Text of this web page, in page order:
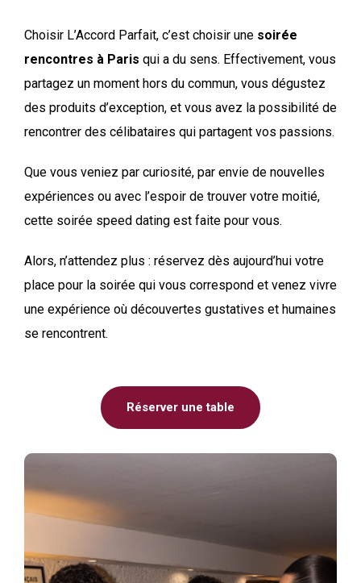
Choisir L’Accord Parfait, c’est choisir une soirée
rencontres à Paris qui a du sens. Effectivement, vous
partagez un moment hors du commun, vous dégustez
des produits d’exception, et vous avez la possibilité de
rencontrer des célibataires qui partagent vos passions.
Que vous veniez par curiosité, par envie de nouvelles
expériences ou avec l’espoir de trouver votre moitié,
cette soirée speed dating est faite pour vous.
Alors, n’attendez plus : réservez dès aujourd’hui votre
place pour la soirée qui vous correspond et venez vivre
une expérience où découvertes gustatives et humaines
se rencontrent.
Réserver une table